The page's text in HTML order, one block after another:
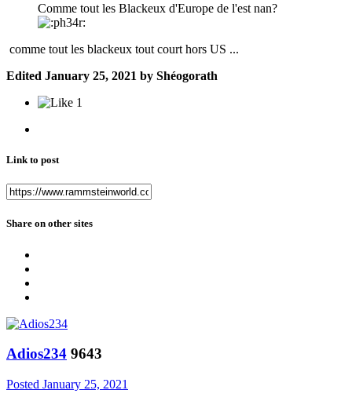
Comme tout les Blackeux d'Europe de l'est nan?
comme tout les blackeux tout court hors US ...
Edited January 25, 2021 by Shéogorath
1
Link to post
Share on other sites
Adios234 9643
Posted January 25, 2021